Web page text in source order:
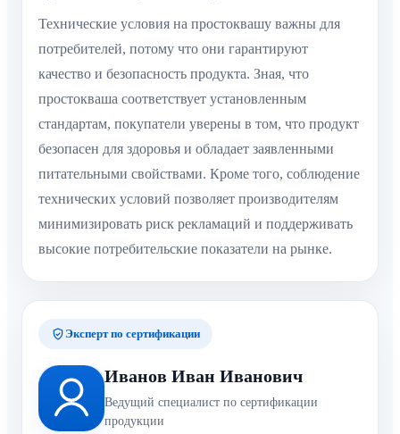
Технические условия на простоквашу важны для
потребителей, потому что они гарантируют
качество и безопасность продукта. Зная, что
простокваша соответствует установленным
стандартам, покупатели уверены в том, что продукт
безопасен для здоровья и обладает заявленными
питательными свойствами. Кроме того, соблюдение
технических условий позволяет производителям
минимизировать риск рекламаций и поддерживать
высокие потребительские показатели на рынке.
Эксперт по сертификации
Иванов Иван Иванович
Ведущий специалист по сертификации
продукции